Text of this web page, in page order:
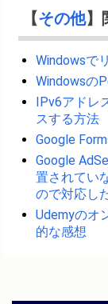
【その他】
Windowsで
Windowsの
IPv6アドレ
スする方法
Google
Google
置されてい
ので対応し
Udemyのオ
的な感想